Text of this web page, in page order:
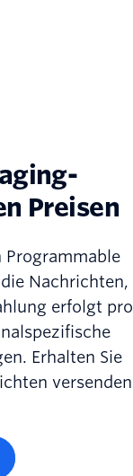
Preisen
Programmable
Nachrichten,
erfolgt pro
Erhalten Sie
versenden